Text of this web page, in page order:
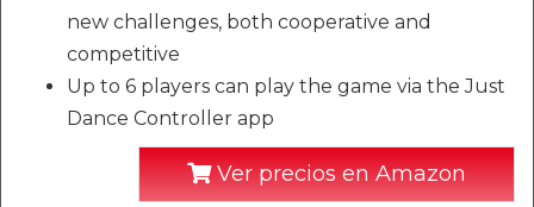
new challenges, both cooperative and
competitive
Up to 6 players can play the game via the Just
Dance Controller app
Ver precios en Amazon